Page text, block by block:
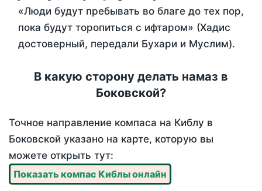
«Люди будут пребывать во благе до тех пор,
пока будут торопиться с ифтаром» (Хадис
достоверный, передали Бухари и Муслим).
В какую сторону делать намаз в
Боковской?
Точное направление компаса на Киблу в
Боковской указано на карте, которую вы
можете открыть тут:
Показать компас Киблы онлайн